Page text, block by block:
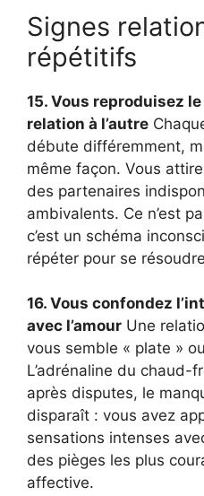
Signes
répétitifs
15. Vous reproduisez
relation à l’autre
débute différemment,
même façon. Vous
des partenaires
ambivalents. Ce n’est
c’est un schéma
répéter pour se
16. Vous confondez
avec l’amour Une
vous semble « plate »
L’adrénaline du chaud-
après disputes, le
disparaît : vous avez
sensations intenses avec
des pièges les plus
affective.